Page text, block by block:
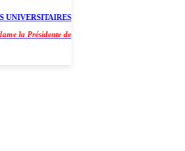
la Présidente de